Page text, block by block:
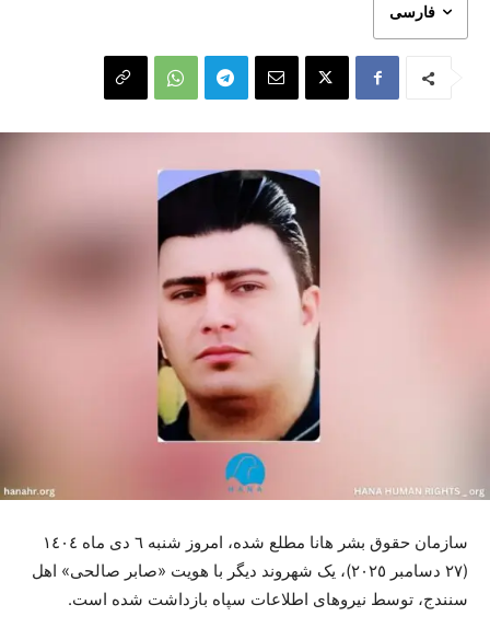
فارسی
سازمان حقوق بشر هانا مطلع شدە، امروز شنبە ٦ دی ماە ١٤٠٤
(٢٧ دسامبر ٢٠٢٥)، یک شهروند دیگر با هویت «صابر صالحی» اهل
سنندج، توسط نیروهای اطلاعات سپاە بازداشت شدە است.